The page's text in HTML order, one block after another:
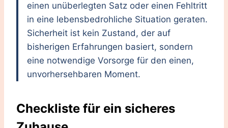
einen unüberlegten Satz oder einen Fehltritt
in eine lebensbedrohliche Situation geraten.
Sicherheit ist kein Zustand, der auf
bisherigen Erfahrungen basiert, sondern
eine notwendige Vorsorge für den einen,
unvorhersehbaren Moment.
Checkliste für ein sicheres